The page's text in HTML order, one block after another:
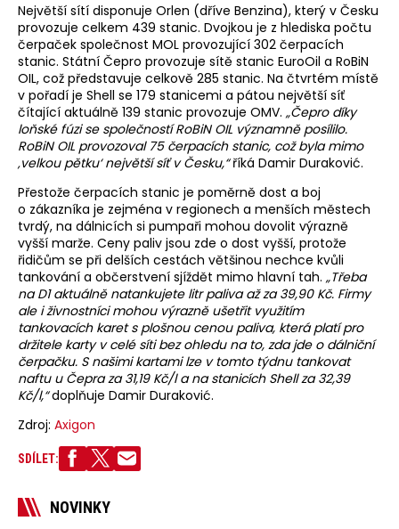
Největší sítí disponuje Orlen (dříve Benzina), který v Česku
provozuje celkem 439 stanic. Dvojkou je z hlediska počtu
čerpaček společnost MOL provozující 302 čerpacích
stanic. Státní Čepro provozuje sítě stanic EuroOil a RoBiN
OIL, což představuje celkově 285 stanic. Na čtvrtém místě
v pořadí je Shell se 179 stanicemi a pátou největší síť
čítající aktuálně 139 stanic provozuje OMV. „Čepro díky
loňské fúzi se společností RoBiN OIL významně posílilo.
RoBiN OIL provozoval 75 čerpacích stanic, což byla mimo
‚velkou pětku‘ největší síť v Česku,“říká Damir Duraković.
Přestože čerpacích stanic je poměrně dost a boj
o zákazníka je zejména v regionech a menších městech
tvrdý, na dálnicích si pumpaři mohou dovolit výrazně
vyšší marže. Ceny paliv jsou zde o dost vyšší, protože
řidičům se při delších cestách většinou nechce kvůli
tankování a občerstvení sjíždět mimo hlavní tah. „Třeba
na D1 aktuálně natankujete litr paliva až za 39,90 Kč. Firmy
ale i živnostníci mohou výrazně ušetřit využitím
tankovacích karet s plošnou cenou paliva, která platí pro
držitele karty v celé síti bez ohledu na to, zda jde o dálniční
čerpačku. S našimi kartami lze v tomto týdnu tankovat
naftu u Čepra za 31,19 Kč/l a na stanicích Shell za 32,39
Kč/l,“doplňuje Damir Duraković.
Zdroj: Axigon
SDÍLET:
NOVINKY